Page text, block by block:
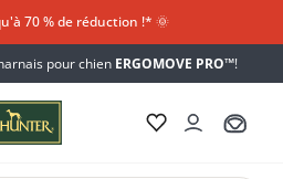
70 % de réduction !*​ 🌞
pour chien ERGOMOVE PRO™!